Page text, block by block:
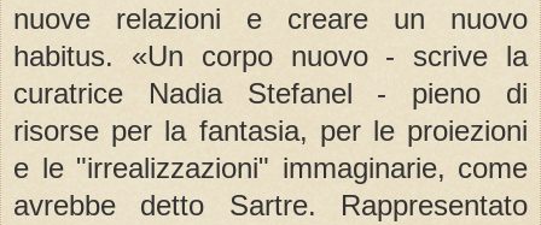
nuove relazioni e creare un nuovo
habitus. «Un corpo nuovo - scrive la
curatrice Nadia Stefanel - pieno di
risorse per la fantasia, per le proiezioni
e le "irrealizzazioni" immaginarie, come
avrebbe detto Sartre. Rappresentato